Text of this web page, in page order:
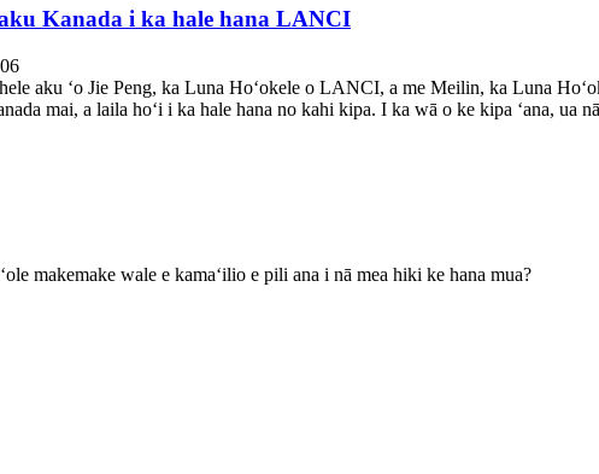
Kanada i ka hale hana LANCI
aku ʻo Jie Peng, ka Luna Hoʻokele o LANCI, a me Meilin, ka Luna
mai, a laila hoʻi i ka hale hana no kahi kipa. I ka wā o ke kipa ʻana, ua
makemake wale e kamaʻilio e pili ana i nā mea hiki ke hana mua?